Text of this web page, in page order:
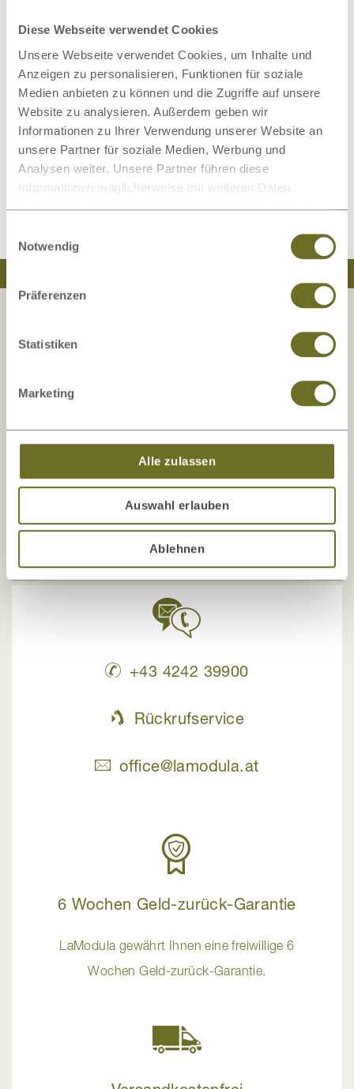
Diese Webseite verwendet Cookies
Unsere Webseite verwendet Cookies, um Inhalte und
Anzeigen zu personalisieren, Funktionen für soziale
Medien anbieten zu können und die Zugriffe auf unsere
Website zu analysieren. Außerdem geben wir
Informationen zu Ihrer Verwendung unserer Website an
unsere Partner für soziale Medien, Werbung und
Analysen weiter. Unsere Partner führen diese
Informationen möglicherweise mit weiteren Daten
zusammen, die Sie ihnen bereitgestellt haben oder die
haben.
Notwendig
Präferenzen
Statistiken
Marketing
Alle zulassen
Auswahl erlauben
Ablehnen
Sehen Sie sich in unserem Unternehmen? Dann
bewerben Sie sich jetztbei LaModula!
❯ Zu den offenen Stellen
❯ Zu den FAQs des
Ihre Sicherheit liegt uns am Herzen!
Die Zufriedenheit unserer Kunden, Sicherheit
und Transparenz
Kundenorientierung und Sicherheit getestet und
zertifiziert.
+43 4242 39900
Rückrufservice
office@lamodula.at
6 Wochen Geld-zurück-Garantie
LaModula gewährt Ihnen eine freiwillige 6
Wochen Geld-zurück-Garantie.